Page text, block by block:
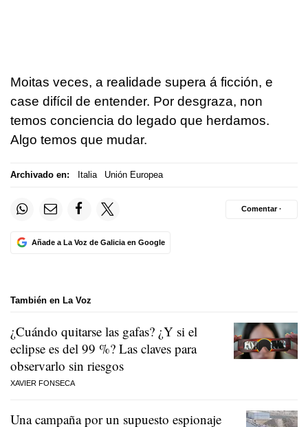
Moitas veces, a realidade supera á ficción, e
case difícil de entender. Por desgraza, non
temos conciencia do legado que herdamos.
Algo temos que mudar.
Archivado en: Italia Unión Europea
Añade a La Voz de Galicia en Google
Comentar ·
También en La Voz
¿Cuándo quitarse las gafas? ¿Y si el
eclipse es del 99 %? Las claves para
observarlo sin riesgos
XAVIER FONSECA
Una campaña por un supuesto espionaje